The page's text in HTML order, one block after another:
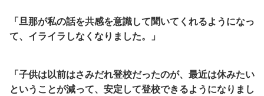
「旦那が私の話を共感を意識して聞いてくれるようになっ
て、イライラしなくなりました。」
「子供は以前はさみだれ登校だったのが、最近は休みたい
ということが減って、安定して登校できるようになりまし